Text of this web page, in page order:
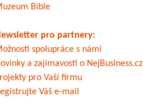
Bible
pro partnery:
spolupráce s námi
a zajímavosti o NejBusiness.cz
pro Vaší firmu
Váš e-mail